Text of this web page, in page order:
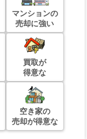
マンションの
売却に強い
買取が
得意な
空き家の
売却が得意な